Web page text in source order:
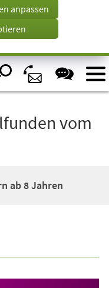
anpassen
vom
ab 8 Jahren